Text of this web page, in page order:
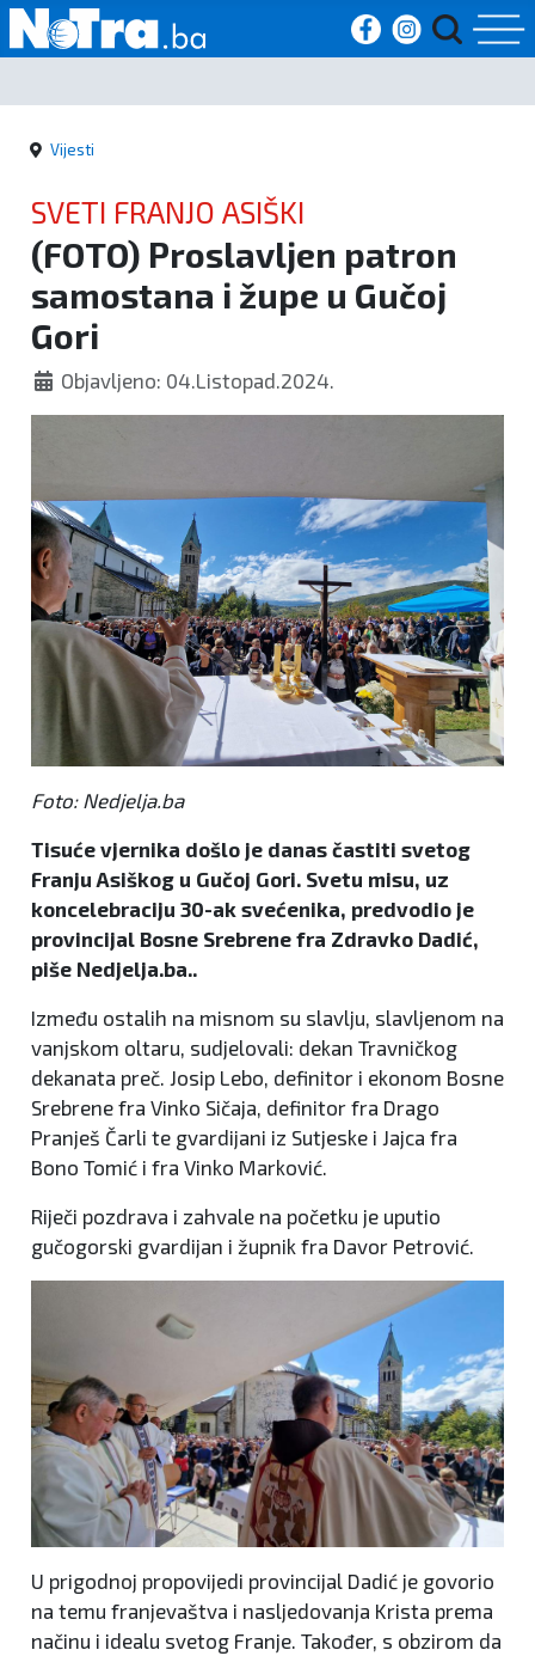
Početna
Vijesti
Sport
Kultura
Crna
kronika
Zanimljivosti
Vijesti
SVETI FRANJO ASIŠKI
(FOTO) Proslavljen patron
samostana i župe u Gučoj
Gori
Objavljeno: 04.Listopad.2024.
Foto: Nedjelja.ba
Tisuće vjernika došlo je danas častiti svetog
Franju Asiškog u Gučoj Gori. Svetu misu, uz
koncelebraciju 30-ak svećenika, predvodio je
provincijal Bosne Srebrene fra Zdravko Dadić,
piše Nedjelja.ba..
Između ostalih na misnom su slavlju, slavljenom na
vanjskom oltaru, sudjelovali: dekan Travničkog
dekanata preč. Josip Lebo, definitor i ekonom Bosne
Srebrene fra Vinko Sičaja, definitor fra Drago
Pranješ Čarli te gvardijani iz Sutjeske i Jajca fra
Bono Tomić i fra Vinko Marković.
Riječi pozdrava i zahvale na početku je uputio
gučogorski gvardijan i župnik fra Davor Petrović.
U prigodnoj propovijedi provincijal Dadić je govorio
na temu franjevaštva i nasljedovanja Krista prema
načinu i idealu svetog Franje. Također, s obzirom da